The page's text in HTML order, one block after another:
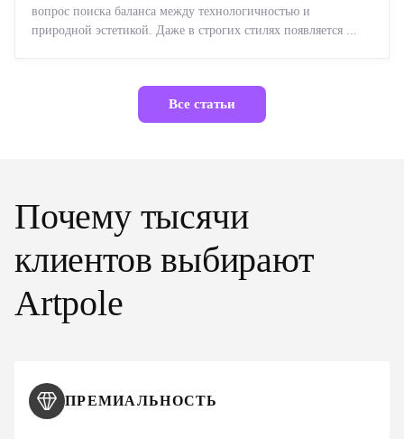
вопрос поиска баланса между технологичностью и
природной эстетикой. Даже в строгих стилях появляется ...
Все статьи
Почему тысячи
клиентов выбирают
Artpole
ПРЕМИАЛЬНОСТЬ